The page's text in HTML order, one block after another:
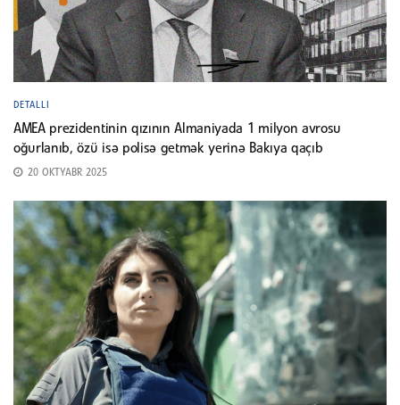
DETALLI
AMEA prezidentinin qızının Almaniyada 1 milyon avrosu
oğurlanıb, özü isə polisə getmək yerinə Bakıya qaçıb
20 OKTYABR 2025